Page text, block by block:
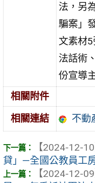
法，另
騙案」
文素材
法話術
份宣導
相關附件
相關連結
不動
【2024-12-10
貸」—全國公教員工
【2024-12-09